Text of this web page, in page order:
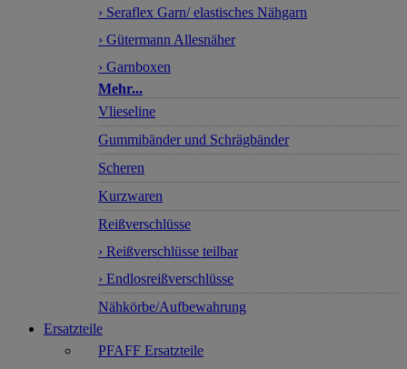
› Seraflex Garn/ elastisches Nähgarn
› Gütermann Allesnäher
› Garnboxen
Mehr...
Vlieseline
Gummibänder und Schrägbänder
Scheren
Kurzwaren
Reißverschlüsse
› Reißverschlüsse teilbar
› Endlosreißverschlüsse
Nähkörbe/Aufbewahrung
Ersatzteile
PFAFF Ersatzteile